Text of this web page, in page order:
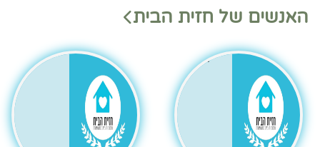
האנשים של חזית הבית
משמ
בהאנ
גר